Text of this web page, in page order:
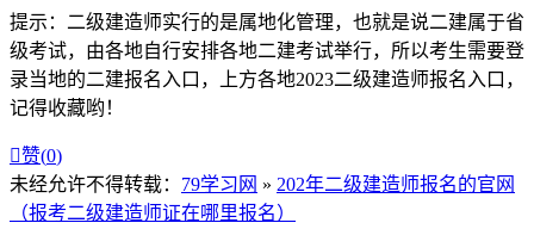
提示：二级建造师实行的是属地化管理，也就是说二建属于省
级考试，由各地自行安排各地二建考试举行，所以考生需要登
录当地的二建报名入口，上方各地2023二级建造师报名入口，
记得收藏哟！
赞(0)
未经允许不得转载： 79学习网 » 202年二级建造师报名的官网
（报考二级建造师证在哪里报名）